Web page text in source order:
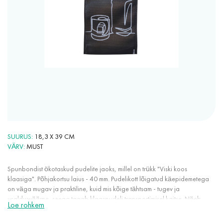
SUURUS
18,3 X 39 CM
VÄRV MUST
Spunbondist ökotaskud pudelite jaoks, millel on trükk "Viski koos
klaasiga". Põhjakortsu laius - 40 mm. Pudelikott lõigatud käepidemetega
on väga mugav ja praktiline, kuid mis kõige tähtsam - tugev ja
usaldusväärne, seega tagab klaaspudeli transportimisel kaitse. Näeb
välja stiilne ja originaalne. Muudab kingituse maksimaalselt esinduslikuks
Loe rohkem